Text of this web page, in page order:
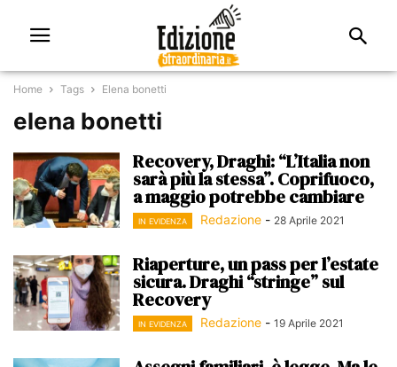
Home Tags Elena bonetti
elena bonetti
Recovery, Draghi: “L’Italia non
sarà più la stessa”. Coprifuoco,
a maggio potrebbe cambiare
IN EVIDENZA Redazione - 28 Aprile 2021
Riaperture, un pass per l’estate
sicura. Draghi “stringe” sul
Recovery
IN EVIDENZA Redazione - 19 Aprile 2021